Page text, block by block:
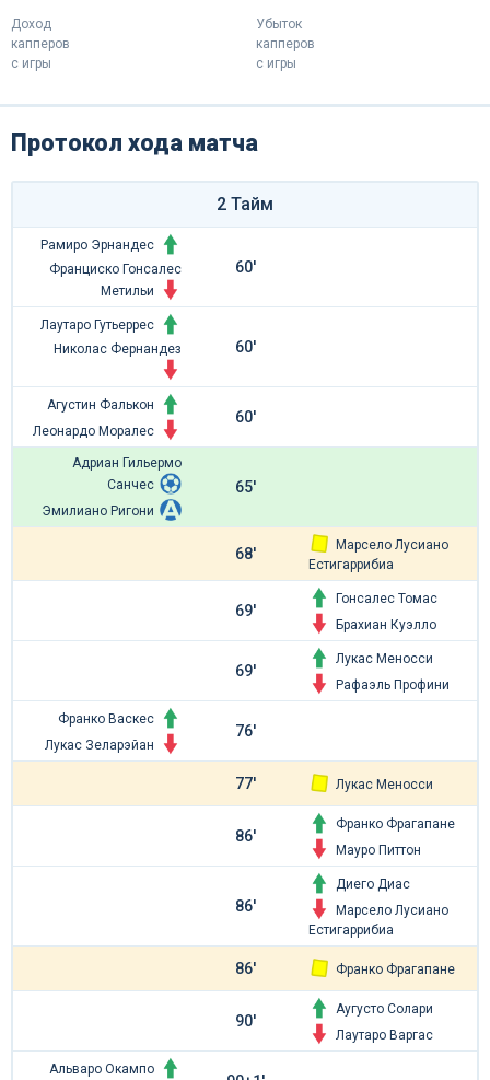
Доход
капперов
с игры
Убыток
капперов
с игры
Протокол хода матча
2 Тайм
Рамиро Эрнандес
Франциско Гонсалес
Метильи
60'
Лаутаро Гутьеррес
Николас Фернандез
60'
Агустин Фалькон
Леонардо Моралес
60'
Адриан Гильермо
Санчес
Эмилиано Ригони
65'
68'
Марсело Лусиано
Естигаррибиа
69'
Гонсалес Томас
Брахиан Куэлло
69'
Лукас Меносси
Рафаэль Профини
Франко Васкес
Лукас Зеларэйан
76'
77' Лукас Меносси
86'
Франко Фрагапане
Мауро Питтон
86'
Диего Диас
Марсело Лусиано
Естигаррибиа
86' Франко Фрагапане
90'
Аугусто Солари
Лаутаро Варгас
Альваро Окампо